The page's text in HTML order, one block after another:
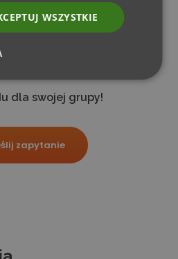
na PLNwg tabeli NBP
dla swojej grupy!
zapytanie
WSZYSTKIE